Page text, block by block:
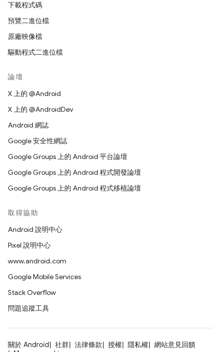
下載程式碼
預覽二進位檔
原廠映像檔
驅動程式二進位檔
論壇
X 上的 @Android
X 上的 @AndroidDev
Android 網誌
Google 安全性網誌
Google Groups 上的 Android 平台論壇
Google Groups 上的 Android 程式開發論壇
Google Groups 上的 Android 程式移植論壇
取得協助
Android 說明中心
Pixel 說明中心
www.android.com
Google Mobile Services
Stack Overflow
問題追蹤工具
關於 Android 社群 法律條款 授權 隱私權
網站意見回饋